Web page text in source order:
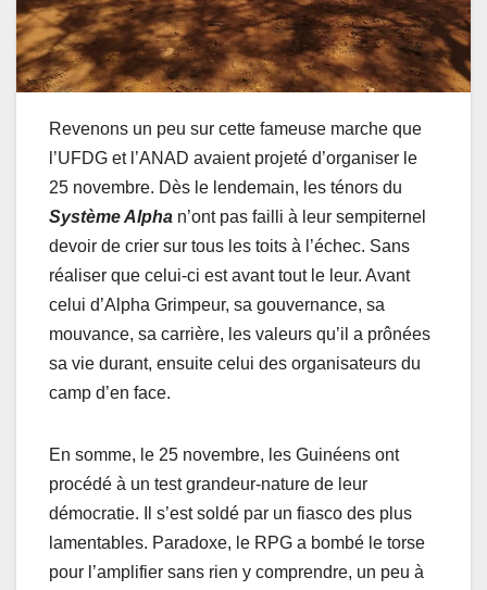
Revenons un peu sur cette fameuse marche que
l’UFDG et l’ANAD avaient projeté d’organiser le
25 novembre. Dès le lendemain, les ténors du
Système Alpha n’ont pas failli à leur sempiternel
devoir de crier sur tous les toits à l’échec. Sans
réaliser que celui-ci est avant tout le leur. Avant
celui d’Alpha Grimpeur, sa gouvernance, sa
mouvance, sa carrière, les valeurs qu’il a prônées
sa vie durant, ensuite celui des organisateurs du
camp d’en face.
En somme, le 25 novembre, les Guinéens ont
procédé à un test grandeur-nature de leur
démocratie. Il s’est soldé par un fiasco des plus
lamentables. Paradoxe, le RPG a bombé le torse
pour l’amplifier sans rien y comprendre, un peu à